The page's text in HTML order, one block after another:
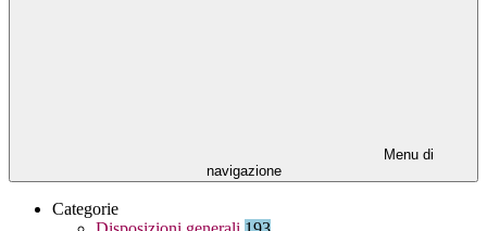
Menu di
navigazione
Categorie